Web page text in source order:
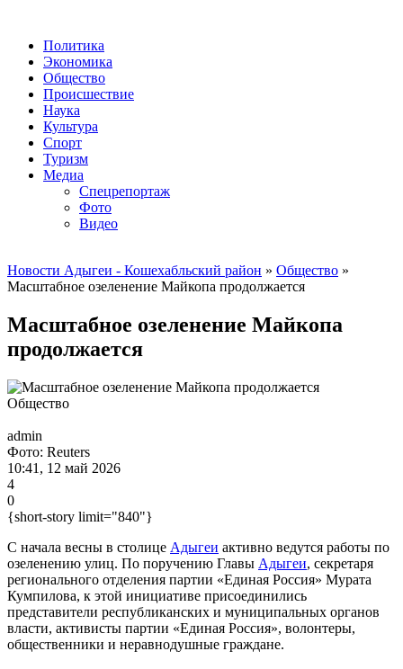
Политика
Экономика
Общество
Происшествие
Наука
Культура
Спорт
Туризм
Медиа
Спецрепортаж
Фото
Видео
Новости Адыгеи - Кошехабльский район » Общество »
Масштабное озеленение Майкопа продолжается
Масштабное озеленение Майкопа
продолжается
Общество
admin
Фото: Reuters
10:41, 12 май 2026
4
0
{short-story limit="840"}
С начала весны в столице Адыгеи активно ведутся работы по
озеленению улиц. По поручению Главы Адыгеи, секретаря
регионального отделения партии «Единая Россия» Мурата
Кумпилова, к этой инициативе присоединились
представители республиканских и муниципальных органов
власти, активисты партии «Единая Россия», волонтеры,
общественники и неравнодушные граждане.